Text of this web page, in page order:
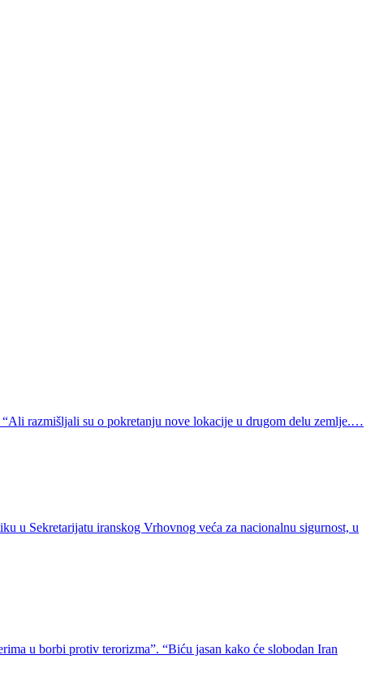
razmišljali su o pokretanju nove lokacije u drugom delu zemlje.…
u Sekretarijatu iranskog Vrhovnog veća za nacionalnu sigurnost, u
u borbi protiv terorizma”. “Biću jasan kako će slobodan Iran